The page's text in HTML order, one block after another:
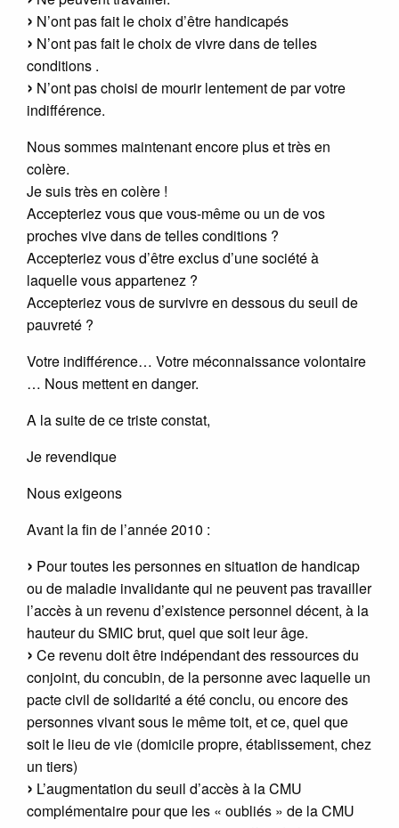
N’ont pas fait le choix d’être handicapés
N’ont pas fait le choix de vivre dans de telles
conditions .
N’ont pas choisi de mourir lentement de par votre
indifférence.
Nous sommes maintenant encore plus et très en
colère.
Je suis très en colère !
Accepteriez vous que vous-même ou un de vos
proches vive dans de telles conditions ?
Accepteriez vous d’être exclus d’une société à
laquelle vous appartenez ?
Accepteriez vous de survivre en dessous du seuil de
pauvreté ?
Votre indifférence… Votre méconnaissance volontaire
… Nous mettent en danger.
A la suite de ce triste constat,
Je revendique
Nous exigeons
Avant la fin de l’année 2010 :
Pour toutes les personnes en situation de handicap
ou de maladie invalidante qui ne peuvent pas travailler
l’accès à un revenu d’existence personnel décent, à la
hauteur du SMIC brut, quel que soit leur âge.
Ce revenu doit être indépendant des ressources du
conjoint, du concubin, de la personne avec laquelle un
pacte civil de solidarité a été conclu, ou encore des
personnes vivant sous le même toit, et ce, quel que
soit le lieu de vie (domicile propre, établissement, chez
un tiers)
L’augmentation du seuil d’accès à la CMU
complémentaire pour que les « oubliés » de la CMU